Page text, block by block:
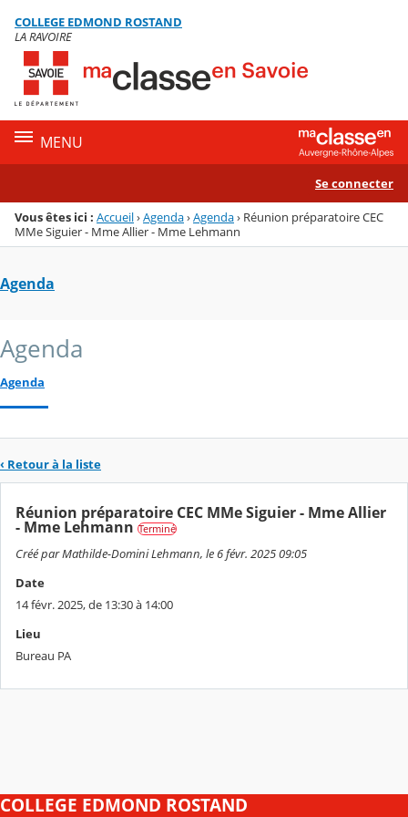
Menu de la rubrique
Contenu
COLLEGE EDMOND ROSTAND
LA RAVOIRE
MENU
Se connecter
Vous êtes ici : Accueil›Agenda›Agenda› Réunion préparatoire CEC
MMe Siguier - Mme Allier - Mme Lehmann
Agenda
Agenda
Agenda
‹ Retour à la liste
Réunion préparatoire CEC MMe Siguier - Mme Allier
- Mme Lehmann Terminé
Créé par Mathilde-Domini Lehmann, le 6 févr. 2025 09:05
Date
14 févr. 2025, de 13:30 à 14:00
Lieu
Bureau PA
COLLEGE EDMOND ROSTAND